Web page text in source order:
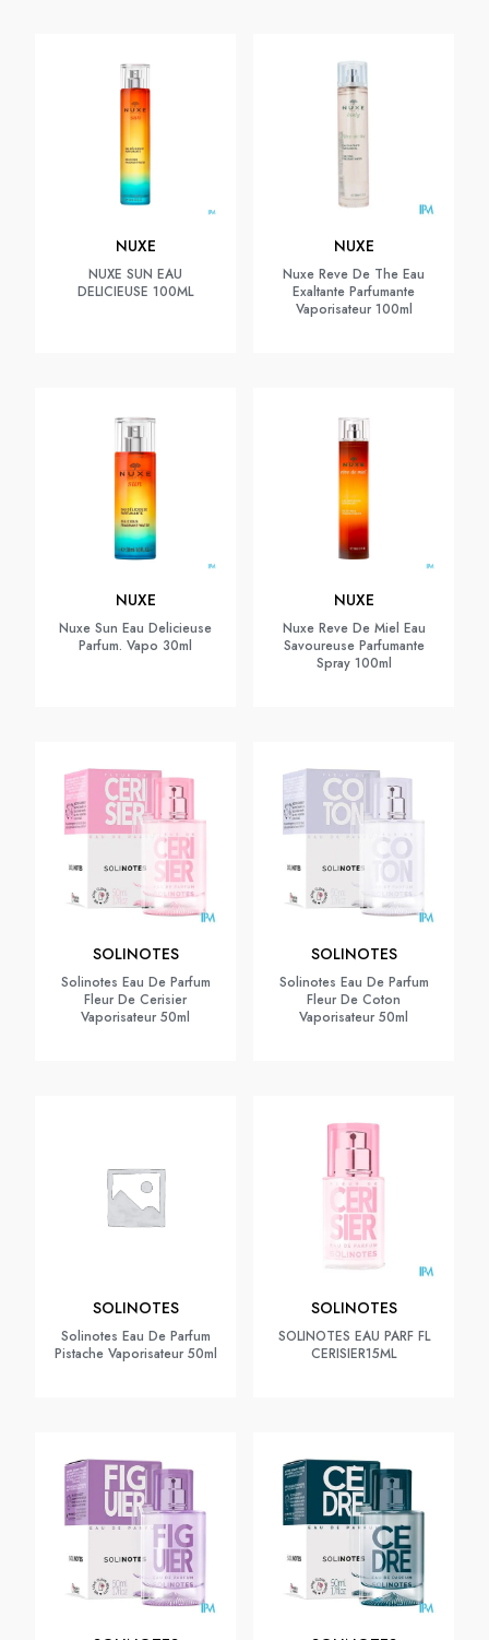
NUXE
NUXE SUN EAU
DELICIEUSE 100ML
NUXE
Nuxe Reve De The Eau
Exaltante Parfumante
Vaporisateur 100ml
NUXE
Nuxe Sun Eau Delicieuse
Parfum. Vapo 30ml
NUXE
Nuxe Reve De Miel Eau
Savoureuse Parfumante
Spray 100ml
SOLINOTES
Solinotes Eau De Parfum
Fleur De Cerisier
Vaporisateur 50ml
SOLINOTES
Solinotes Eau De Parfum
Fleur De Coton
Vaporisateur 50ml
SOLINOTES
Solinotes Eau De Parfum
Pistache Vaporisateur 50ml
SOLINOTES
SOLINOTES EAU PARF FL
CERISIER15ML